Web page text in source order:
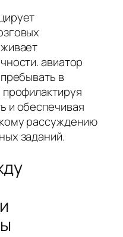
авиатор
в
и обеспечивая
рассуждению
заданий.